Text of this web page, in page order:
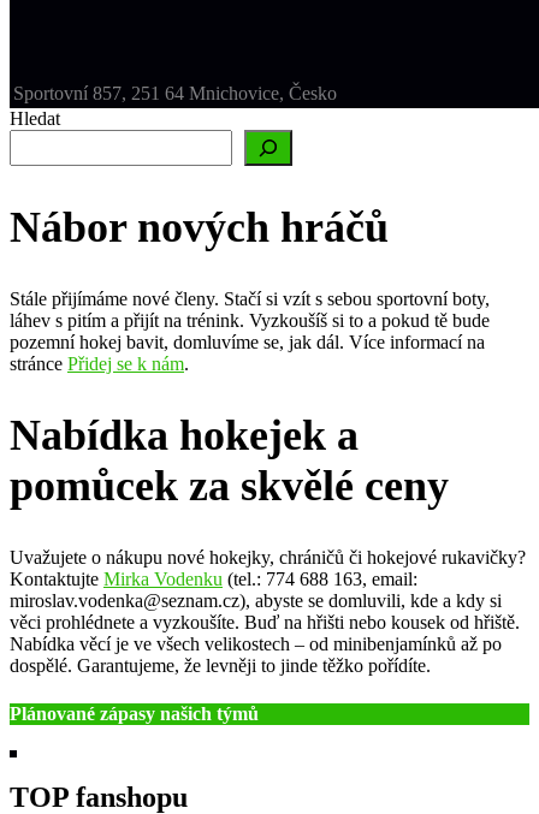
Sportovní 857, 251 64 Mnichovice, Česko
Hledat
Nábor nových hráčů
Stále přijímáme nové členy. Stačí si vzít s sebou sportovní boty,
láhev s pitím a přijít na trénink. Vyzkoušíš si to a pokud tě bude
pozemní hokej bavit, domluvíme se, jak dál. Více informací na
stránce Přidej se k nám.
Nabídka hokejek a
pomůcek za skvělé ceny
Uvažujete o nákupu nové hokejky, chráničů či hokejové rukavičky?
Kontaktujte Mirka Vodenku (tel.: 774 688 163, email:
miroslav.vodenka@seznam.cz), abyste se domluvili, kde a kdy si
věci prohlédnete a vyzkoušíte. Buď na hřišti nebo kousek od hřiště.
Nabídka věcí je ve všech velikostech – od minibenjamínků až po
dospělé. Garantujeme, že levněji to jinde těžko pořídíte.
Plánované zápasy našich týmů
TOP fanshopu